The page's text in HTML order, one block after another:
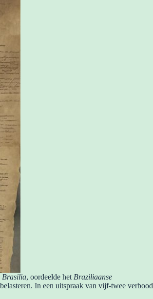
Brasilia, oordeelde het Braziliaanse
In een uitspraak van vijf-twee verbood